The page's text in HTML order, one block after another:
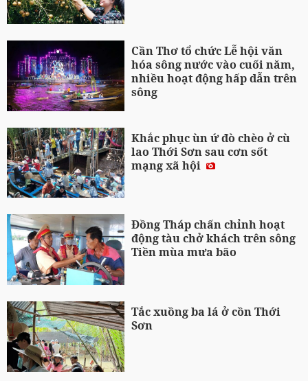
Cần Thơ tổ chức Lễ hội văn
hóa sông nước vào cuối năm,
nhiều hoạt động hấp dẫn trên
sông
Khắc phục ùn ứ đò chèo ở cù
lao Thới Sơn sau cơn sốt
mạng xã hội
Đồng Tháp chấn chỉnh hoạt
động tàu chở khách trên sông
Tiền mùa mưa bão
Tắc xuồng ba lá ở cồn Thới
Sơn